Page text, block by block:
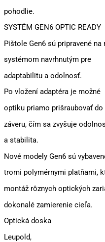
pohodlie.
SYSTÉM GEN6 OPTIC READY
Pištole Gen6 sú pripravené
systémom navrhnutým pre
adaptabilitu a odolnosť.
Po vložení adaptéra je možné
optiku priamo prišraubovať do
záveru, čím sa zvyšuje
a stabilita.
Nové modely Gen6 sú
tromi polymérnymi platňami,
montáž rôznych optických
dokonalé zamierenie cieľa.
Optická doska
Leupold,